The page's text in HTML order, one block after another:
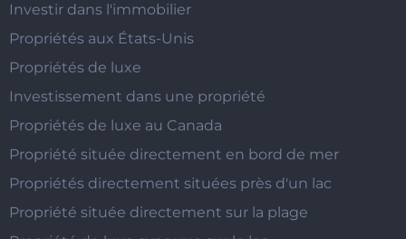
Investir dans l'immobilier
Propriétés aux États-Unis
Propriétés de luxe
Investissement dans une propriété
Propriétés de luxe au Canada
Propriété située directement en bord de mer
Propriétés directement situées près d'un lac
Propriété située directement sur la plage